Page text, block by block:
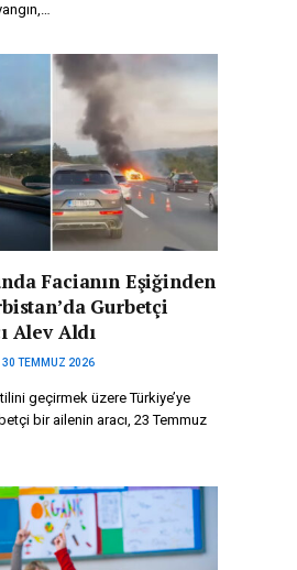
Facianın Eşiğinden
Gurbetçi
Alev Aldı
30 TEMMUZ 2026
geçirmek üzere Türkiye’ye
bir ailenin aracı, 23 Temmuz